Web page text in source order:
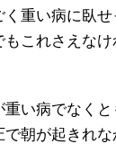
く重い病に臥
もこれさえな
重い病でなく
朝が起きれ